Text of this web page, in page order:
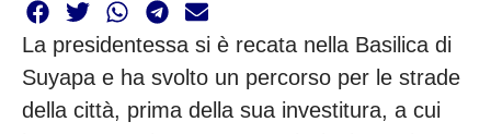
La presidentessa si è recata nella Basilica di
Suyapa e ha svolto un percorso per le strade
della città, prima della sua investitura, a cui